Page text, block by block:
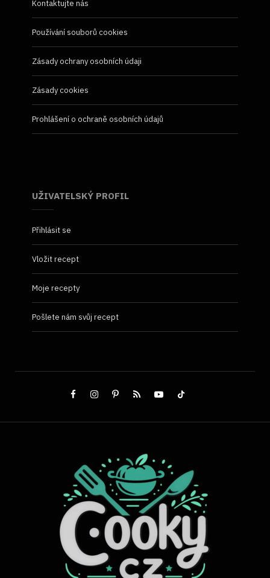
Kontaktujte nás
Používání souborů cookies
Zásady ochrany osobních údaji
Zásady cookies
Prohlášení o ochraně osobních údajů
UŽIVATELSKÝ PROFIL
Přihlásit se
Vložit recept
Moje recepty
Pošlete nám svůj recept